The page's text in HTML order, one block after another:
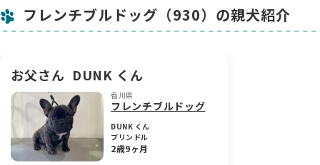
ばにいるのが大好きな性格に育っています。フレンチブルドッ
グらしい魅力もしっかり感じられる子で、これからの成長もと
🏥 健康面について
現在、鼠径ヘルニア（小）が確認されています。そのため、今
回はお迎えしやすい価格にてお譲りさせていただきます。日常
生活に大きな支障が出るものではありませんが、内容をご理
解・ご了承いただいた上でのお迎えをお願いしております。
🏠 ご家族様へのお願い
フレンチブルドッグ（930）の親犬紹介
お父さん DUNK くん
香川県
フレンチブルドッグ
DUNK くん
ブリンドル
2歳9ヶ月